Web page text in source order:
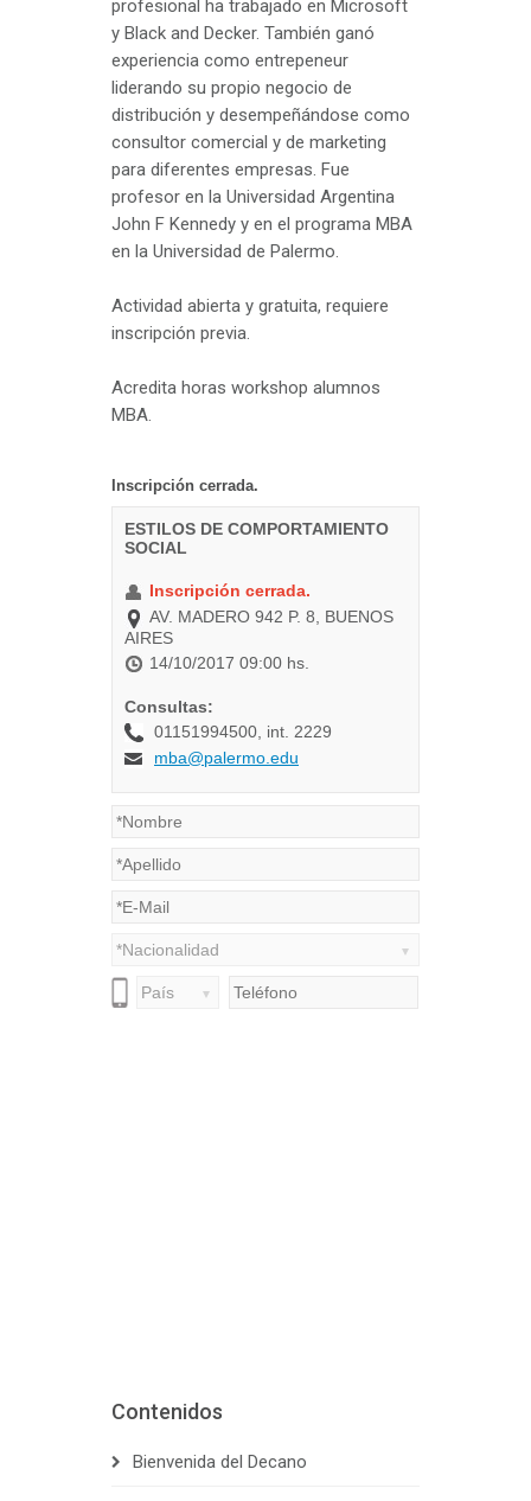
profesional ha trabajado en Microsoft
y Black and Decker. También ganó
experiencia como entrepeneur
liderando su propio negocio de
distribución y desempeñándose como
consultor comercial y de marketing
para diferentes empresas. Fue
profesor en la Universidad Argentina
John F Kennedy y en el programa MBA
en la Universidad de Palermo.
Actividad abierta y gratuita, requiere
inscripción previa.
Acredita horas workshop alumnos
MBA.
Contenidos
Bienvenida del Decano